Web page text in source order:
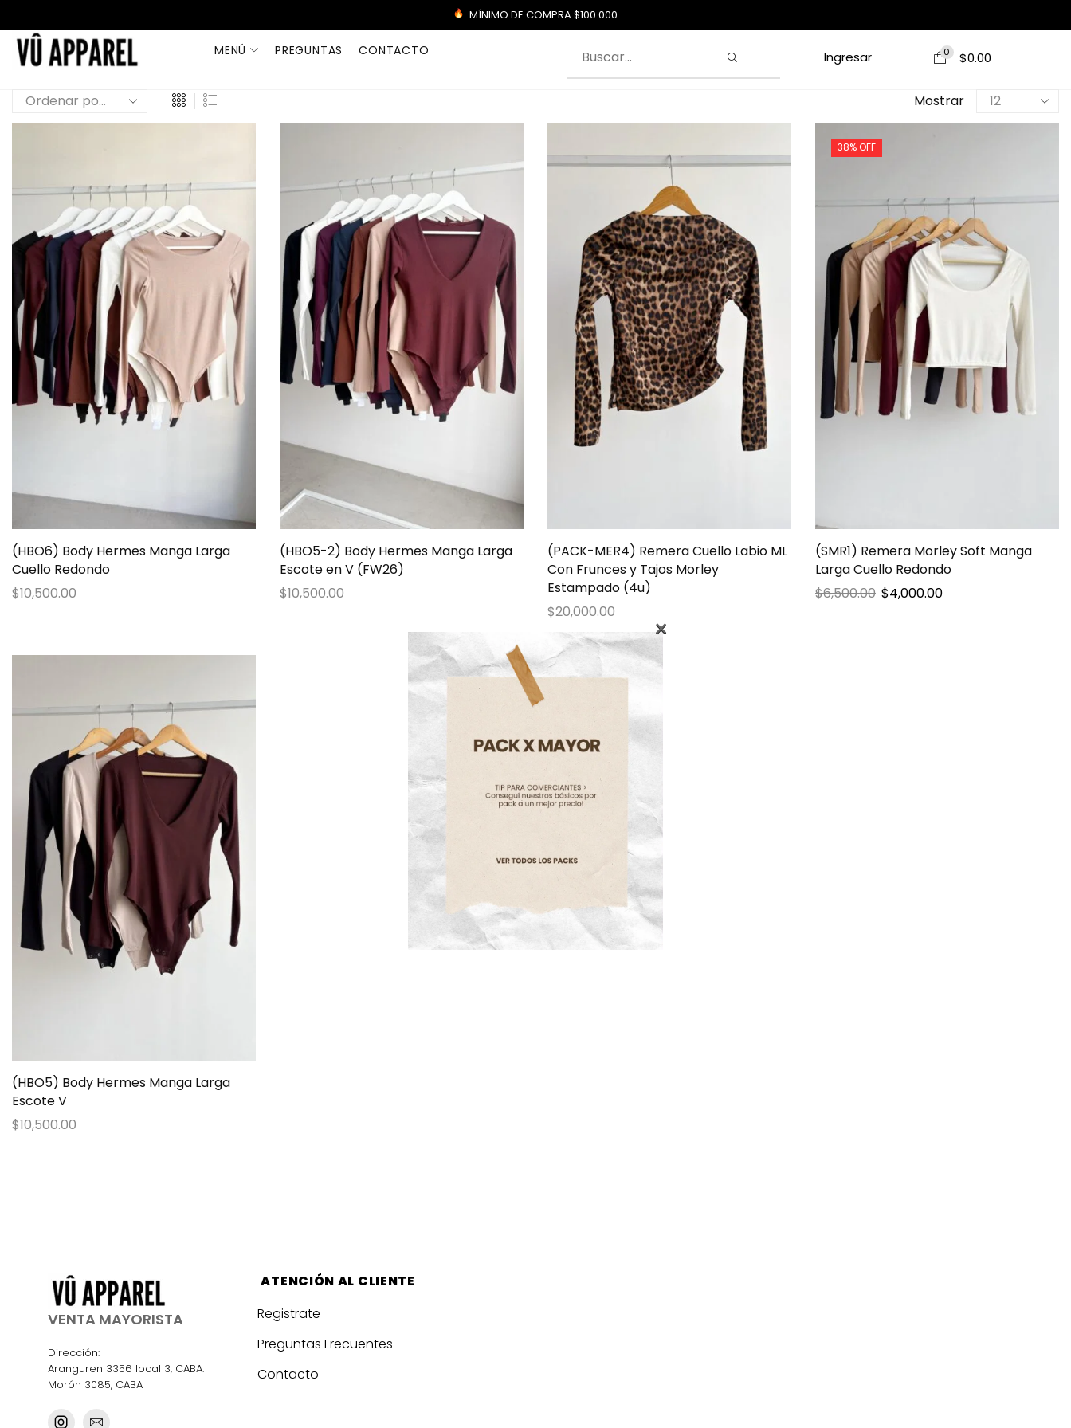
MÍNIMO DE COMPRA $100.000
MENÚ PREGUNTAS CONTACTO Ingresar 0 $0.00
Mostrar
(HBO6) Body Hermes Manga Larga
Cuello Redondo
$10,500.00
(HBO5-2) Body Hermes Manga Larga
Escote en V (FW26)
$10,500.00
(PACK-MER4) Remera Cuello Labio ML
Con Frunces y Tajos Morley
Estampado (4u)
$20,000.00
38% OFF
(SMR1) Remera Morley Soft Manga
Larga Cuello Redondo
$6,500.00 $4,000.00
(HBO5) Body Hermes Manga Larga
Escote V
$10,500.00
VENTA MAYORISTA
Dirección:
Aranguren 3356 local 3, CABA.
Morón 3085, CABA
ATENCIÓN AL CLIENTE
Registrate
Preguntas Frecuentes
Contacto
×